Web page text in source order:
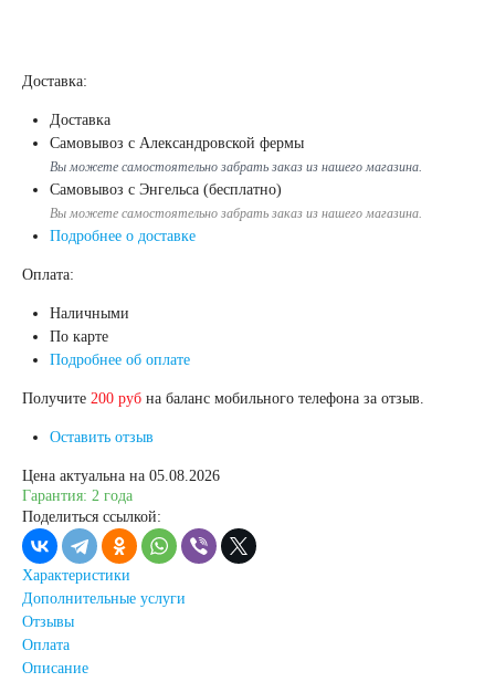
96 98
Грузовые
Емкость (A/H)
100
106
120 125
Доставка:
Доставка
Самовывоз с Александровской фермы
Вы можете самостоятельно забрать заказ из нашего магазина.
Самовывоз с Энгельса (бесплатно)
Вы можете самостоятельно забрать заказ из нашего магазина.
Подробнее о доставке
Оплата:
Наличными
По карте
Подробнее об оплате
Получите 200 руб на баланс мобильного телефона за отзыв.
Оставить отзыв
Цена актуальна на 05.08.2026
Гарантия: 2 года
Поделиться ссылкой:
Характеристики
Дополнительные услуги
Отзывы
Оплата
Описание